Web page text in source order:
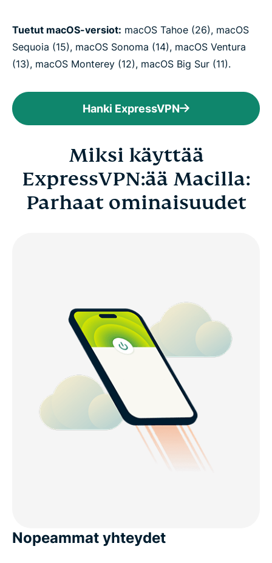
Tuetut macOS-versiot: macOS Tahoe (26), macOS
Sequoia (15), macOS Sonoma (14), macOS Ventura
(13), macOS Monterey (12), macOS Big Sur (11).
Hanki ExpressVPN
Miksi käyttää
ExpressVPN:ää Macilla:
Parhaat ominaisuudet
Nopeammat yhteydet